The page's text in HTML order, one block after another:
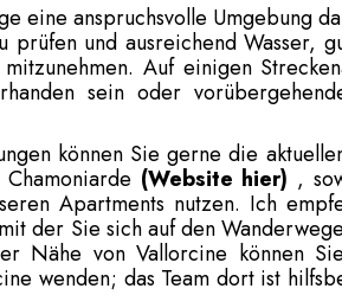
eine anspruchsvolle Umgebung
und ausreichend Wasser,
Auf einigen
sein oder
können Sie gerne die
(Website hier) ,
Apartments nutzen. Ich
der Sie sich auf den
Nähe von Vallorcine können
wenden; das Team dort ist